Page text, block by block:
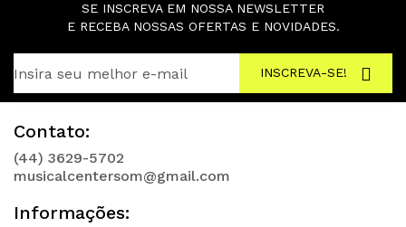
SE INSCREVA EM NOSSA NEWSLETTER
E RECEBA NOSSAS OFERTAS E NOVIDADES.
INSCREVA-SE!
Contato:
(44) 3629-5702
musicalcentersom@gmail.com
Informações: